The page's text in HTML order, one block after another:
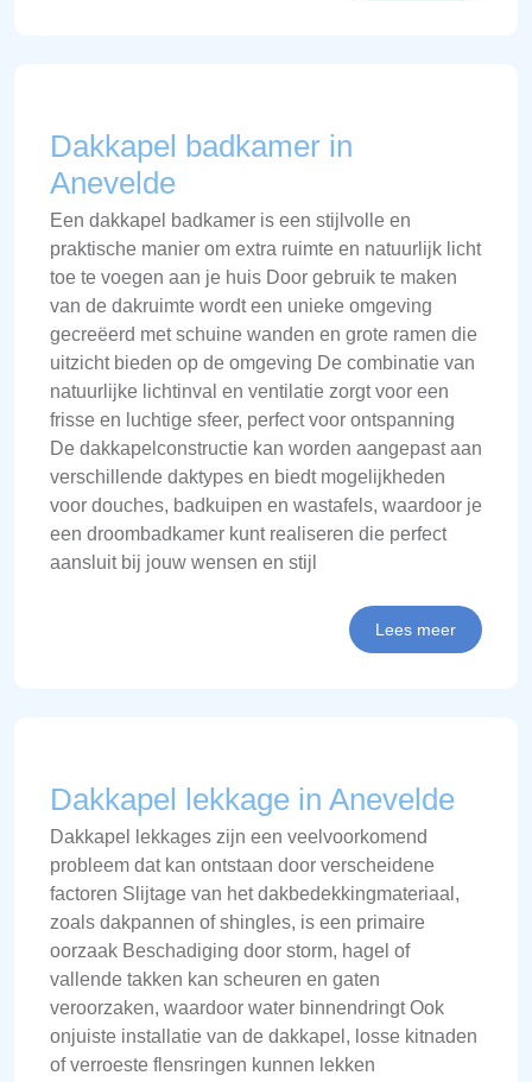
Dakkapel badkamer in
Anevelde
Een dakkapel badkamer is een stijlvolle en
praktische manier om extra ruimte en natuurlijk licht
toe te voegen aan je huis Door gebruik te maken
van de dakruimte wordt een unieke omgeving
gecreëerd met schuine wanden en grote ramen die
uitzicht bieden op de omgeving De combinatie van
natuurlijke lichtinval en ventilatie zorgt voor een
frisse en luchtige sfeer, perfect voor ontspanning
De dakkapelconstructie kan worden aangepast aan
verschillende daktypes en biedt mogelijkheden
voor douches, badkuipen en wastafels, waardoor je
een droombadkamer kunt realiseren die perfect
aansluit bij jouw wensen en stijl
Lees meer
Dakkapel lekkage in Anevelde
Dakkapel lekkages zijn een veelvoorkomend
probleem dat kan ontstaan door verscheidene
factoren Slijtage van het dakbedekkingmateriaal,
zoals dakpannen of shingles, is een primaire
oorzaak Beschadiging door storm, hagel of
vallende takken kan scheuren en gaten
veroorzaken, waardoor water binnendringt Ook
onjuiste installatie van de dakkapel, losse kitnaden
of verroeste flensringen kunnen lekken